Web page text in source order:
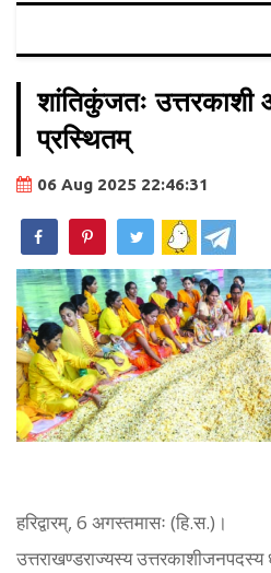
शांतिकुंजतः उत्तरकाशी
प्रस्थितम्
06 Aug 2025 22:46:31
हरिद्वारम्, 6 अगस्तमासः (हि.स.)।
उत्तराखण्डराज्यस्य